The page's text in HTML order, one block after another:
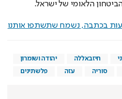
הלאומי של ישראל.
בכתבה, נשמח שתשתפו אותנו
חיזבאללה
יהודה ושומרון
סוריה עזה פלשתינים